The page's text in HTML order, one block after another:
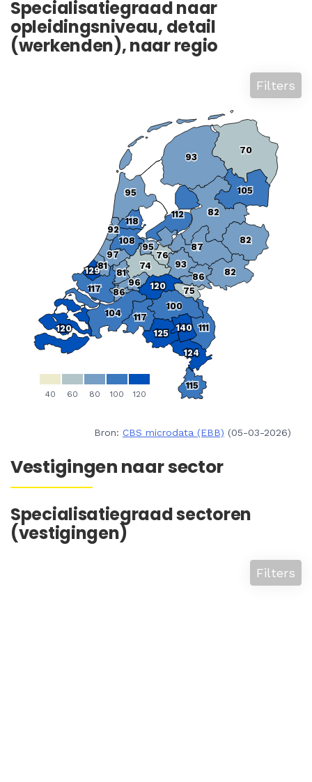
Specialisatiegraad naar
opleidingsniveau, detail
(werkenden), naar regio
Filters
Bron: CBS microdata (EBB) (05-03-2026)
Vestigingen naar sector
Specialisatiegraad sectoren
(vestigingen)
Filters